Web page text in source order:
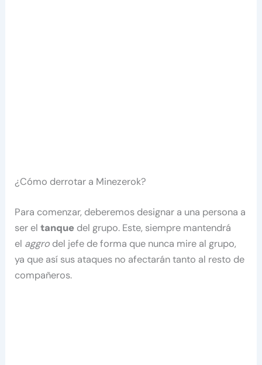
¿Cómo derrotar a Minezerok?
Para comenzar, deberemos designar a una persona a
ser eltanque del grupo. Este, siempre mantendrá
el aggro del jefe de forma que nunca mire al grupo,
ya que así sus ataques no afectarán tanto al resto de
compañeros.